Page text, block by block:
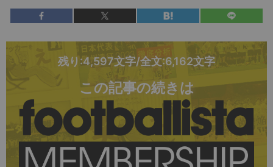
残り:4,597文字/全文:6,162文字
この記事の続きは